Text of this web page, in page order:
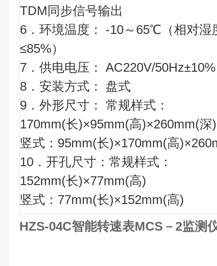
TDM同步信号输出
6．环境温度： -10～65℃（相对湿
≤85%）
7．供电电压： AC220V/50Hz±10%
8．安装方式： 盘式
9．外形尺寸： 常规样式：
170mm(长)×95mm(高)×260mm(深)
竖式：95mm(长)×170mm(高
10．开孔尺寸：常规样式：
152mm(长)×77mm(高)
竖式：77mm(长)×152mm(高)
HZS-04C智能转速表MCS－2监测